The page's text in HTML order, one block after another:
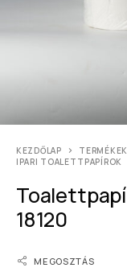
KEZDŐLAP TERMÉKEK
IPARI TOALETTPAPÍROK
18120
MEGOSZTÁS